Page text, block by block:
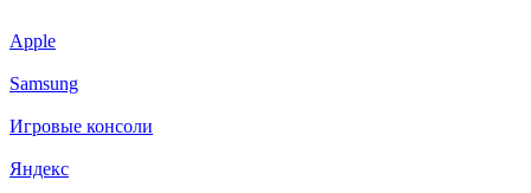
Apple
Samsung
Игровые консоли
Яндекс